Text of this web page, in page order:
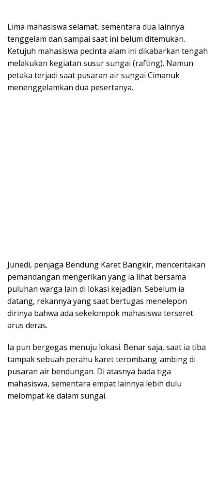
Lima mahasiswa selamat, sementara dua lainnya
tenggelam dan sampai saat ini belum ditemukan.
Ketujuh mahasiswa pecinta alam ini dikabarkan tengah
melakukan kegiatan susur sungai (rafting). Namun
petaka terjadi saat pusaran air sungai Cimanuk
menenggelamkan dua pesertanya.
Junedi, penjaga Bendung Karet Bangkir, menceritakan
pemandangan mengerikan yang ia lihat bersama
puluhan warga lain di lokasi kejadian. Sebelum ia
datang, rekannya yang saat bertugas menelepon
dirinya bahwa ada sekelompok mahasiswa terseret
arus deras.
Ia pun bergegas menuju lokasi. Benar saja, saat ia tiba
tampak sebuah perahu karet terombang-ambing di
pusaran air bendungan. Di atasnya bada tiga
mahasiswa, sementara empat lainnya lebih dulu
melompat ke dalam sungai.